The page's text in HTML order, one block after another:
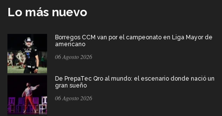
Lo más nuevo
Borregos CCM van por el campeonato en Liga Mayor de
americano
06 Agosto 2026
De PrepaTec Qro al mundo: el escenario donde nació un
gran sueño
06 Agosto 2026